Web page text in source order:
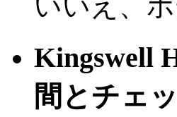
Kingswell
間とチェ